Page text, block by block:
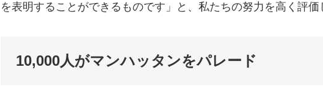
を表明することができるものです」と、私たちの努力を高く評価
10,000人がマンハッタンをパレード